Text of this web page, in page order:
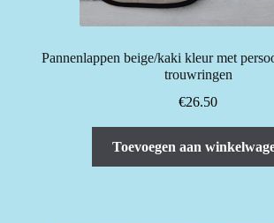
Pannenlappen beige/kaki kleur met
trouwringen
€26.50
Toevoegen aan